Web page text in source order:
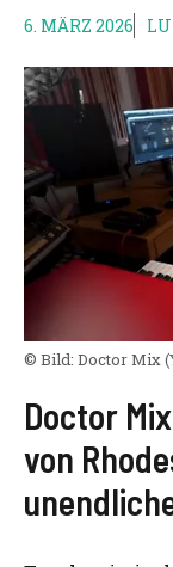
6. MÄRZ 2026
© Bild: Doctor Mix
Doctor
von